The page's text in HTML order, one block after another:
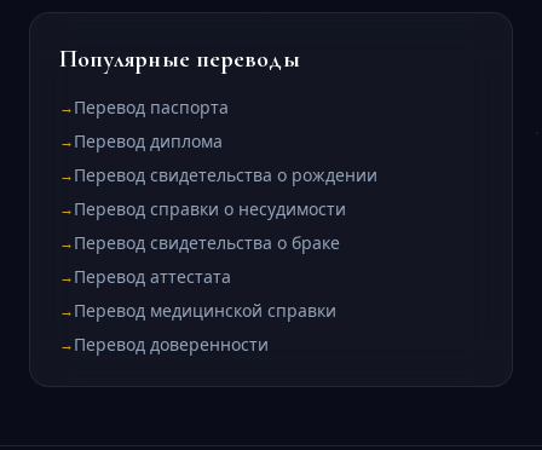
Популярные переводы
→Перевод паспорта
→Перевод диплома
→Перевод свидетельства о рождении
→Перевод справки о несудимости
→Перевод свидетельства о браке
→Перевод аттестата
→Перевод медицинской справки
→Перевод доверенности